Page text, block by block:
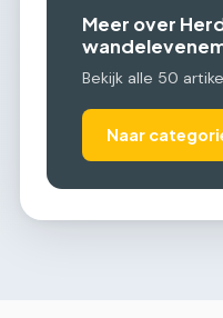
Meer over
Bekijk alle 50
Naar